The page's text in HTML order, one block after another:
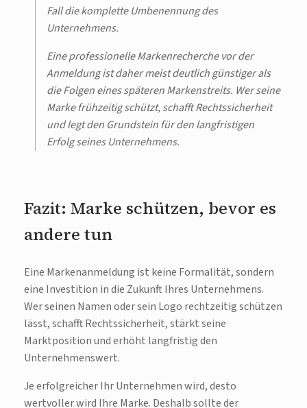
Fall die komplette Umbenennung des
Unternehmens.
Eine professionelle Markenrecherche vor der
Anmeldung ist daher meist deutlich günstiger als
die Folgen eines späteren Markenstreits. Wer seine
Marke frühzeitig schützt, schafft Rechtssicherheit
und legt den Grundstein für den langfristigen
Erfolg seines Unternehmens.
Fazit: Marke schützen, bevor es
andere tun
Eine Markenanmeldung ist keine Formalität, sondern
eine Investition in die Zukunft Ihres Unternehmens.
Wer seinen Namen oder sein Logo rechtzeitig schützen
lässt, schafft Rechtssicherheit, stärkt seine
Marktposition und erhöht langfristig den
Unternehmenswert.
Je erfolgreicher Ihr Unternehmen wird, desto
wertvoller wird Ihre Marke. Deshalb sollte der